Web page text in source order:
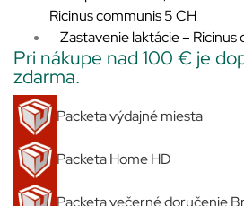
Ricinus communis 5 CH
Zastavenie laktácie –
Pri nákupe nad 100 € je
zdarma.
Packeta výdajné miesta
Packeta Home HD
Packeta večerné doručenie